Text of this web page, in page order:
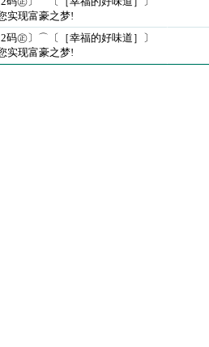
实现富豪之梦!
㊣〕⌒〔［幸福的好味道］〕
实现富豪之梦!